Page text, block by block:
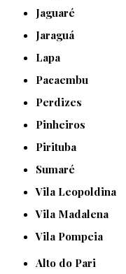
Jaguaré
Jaraguá
Lapa
Pacaembu
Perdizes
Pinheiros
Pirituba
Sumaré
Vila Leopoldina
Vila Madalena
Vila Pompeia
Alto do Pari